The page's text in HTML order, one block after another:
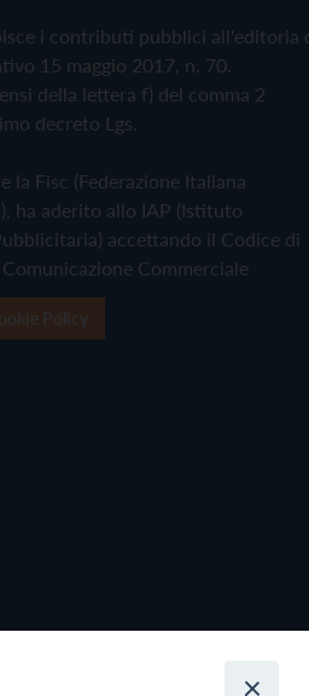
i contributi pubblici all'editoria
15 maggio 2017, n. 70.
della lettera f) del comma 2
decreto Lgs.
la Fisc (Federazione Italiana
ha aderito allo IAP (Istituto
accettando il Codice di
Commerciale